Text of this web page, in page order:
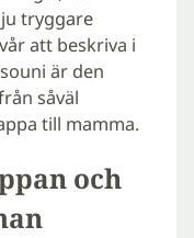
tryggare
att beskriva i
är den
såväl
till mamma.
och